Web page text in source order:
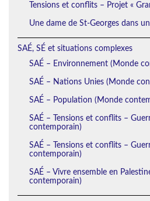
Tensions et conflits – Projet «
Une dame de St-Georges dans
SAÉ, SÉ et situations complexes
SAÉ – Environnement (Monde
SAÉ – Nations Unies (Monde
SAÉ – Population (Monde
SAÉ – Tensions et conflits –
contemporain)
SAÉ – Tensions et conflits –
contemporain)
SAÉ – Vivre ensemble en
contemporain)